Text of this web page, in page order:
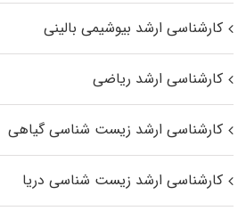
کارشناسی ارشد بیوشیمی بالینی
کارشناسی ارشد ریاضی
کارشناسی ارشد زیست‌ شناسی گیاهی
کارشناسی ارشد زیست‌ شناسی دریا